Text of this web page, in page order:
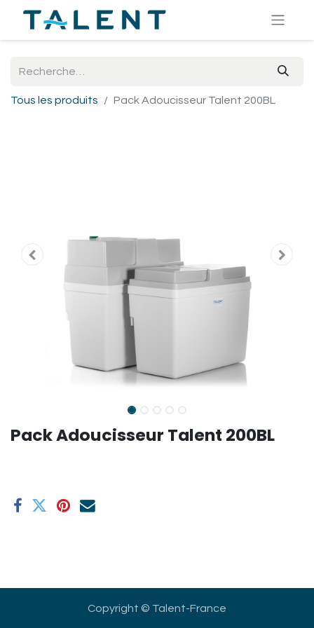
Tous les produits Pack Adoucisseur Talent 200BL
Pack Adoucisseur Talent 200BL
Copyright © Talent-France